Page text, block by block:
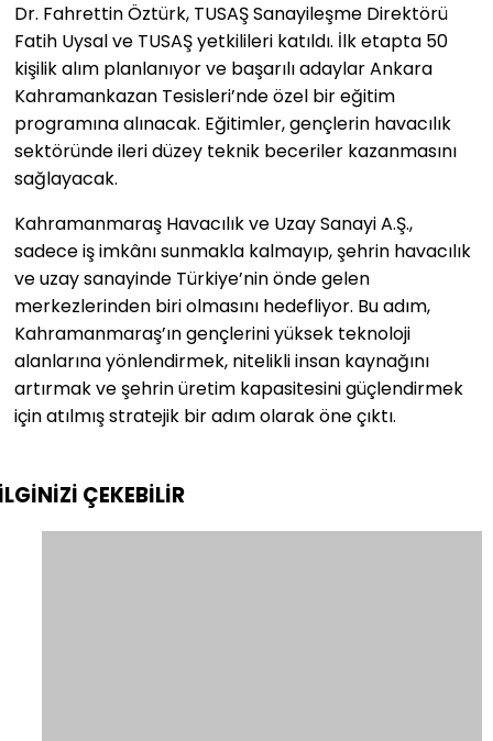
Dr. Fahrettin Öztürk, TUSAŞ Sanayileşme Direktörü
Fatih Uysal ve TUSAŞ yetkilileri katıldı. İlk etapta 50
kişilik alım planlanıyor ve başarılı adaylar Ankara
Kahramankazan Tesisleri’nde özel bir eğitim
programına alınacak. Eğitimler, gençlerin havacılık
sektöründe ileri düzey teknik beceriler kazanmasını
sağlayacak.
Kahramanmaraş Havacılık ve Uzay Sanayi A.Ş.,
sadece iş imkânı sunmakla kalmayıp, şehrin havacılık
ve uzay sanayinde Türkiye’nin önde gelen
merkezlerinden biri olmasını hedefliyor. Bu adım,
Kahramanmaraş’ın gençlerini yüksek teknoloji
alanlarına yönlendirmek, nitelikli insan kaynağını
artırmak ve şehrin üretim kapasitesini güçlendirmek
için atılmış stratejik bir adım olarak öne çıktı.
ÇEKEBİLİR